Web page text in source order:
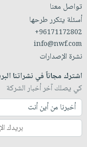
تواصل معنا
أسئلة يتكرر طرحها
+96171172802
info@nwf.com
نشرة الإصدارات
اشترك مجاناً في نشراتنا
كي يصلك آخر أخبار الشركة